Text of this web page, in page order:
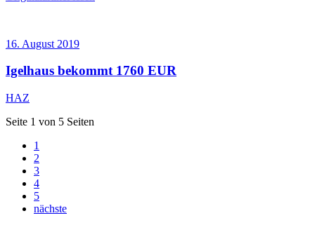
16. August 2019
Igelhaus bekommt 1760 EUR
HAZ
Seite 1 von 5 Seiten
1
2
3
4
5
nächste